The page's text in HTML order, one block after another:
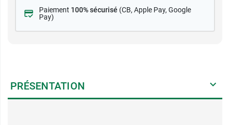
Paiement 100% sécurisé (CB, Apple Pay, Google
Pay)
PRÉSENTATION